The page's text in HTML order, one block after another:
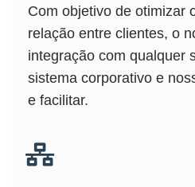
Com objetivo de otimizar
relação entre clientes, o
integração com qualquer
sistema corporativo e
e facilitar.